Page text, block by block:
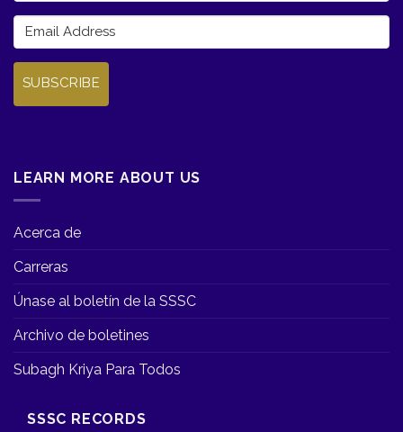
SUBSCRIBE
LEARN MORE ABOUT US
Acerca de
Carreras
Únase al boletín de la SSSC
Archivo de boletines
Subagh Kriya Para Todos
SSSC RECORDS